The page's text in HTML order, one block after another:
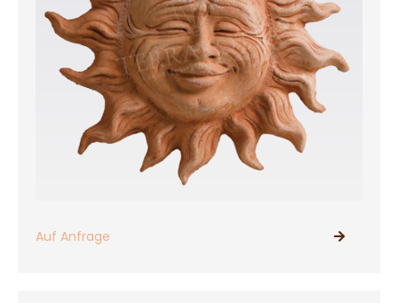
Auf Anfrage
PRODUKTE ANSEHEN